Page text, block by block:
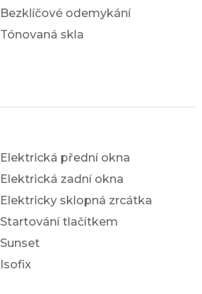
Bezklíčové odemykání
Tónovaná skla
Elektrická přední okna
Elektrická zadní okna
Elektricky sklopná zrcátka
Startování tlačítkem
Sunset
Isofix